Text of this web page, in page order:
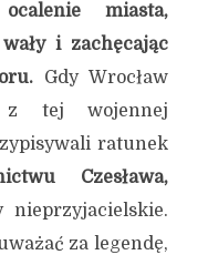
miasta,
i zachęcając
Gdy Wrocław
z tej wojennej
ratunek
Czesława,
nieprzyjacielskie.
za legendę,